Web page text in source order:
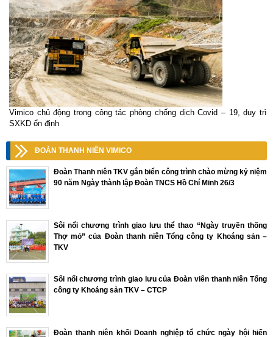
Vimico chủ động trong công tác phòng chống dịch Covid – 19, duy trì
SXKD ổn định
ĐOÀN THANH NIÊN VIMICO
Đoàn Thanh niên TKV gắn biển công trình chào mừng kỷ niệm
90 năm Ngày thành lập Đoàn TNCS Hồ Chí Minh 26/3
Sôi nổi chương trình giao lưu thể thao “Ngày truyền thống
Thợ mỏ” của Đoàn thanh niên Tổng công ty Khoáng sản –
TKV
Sôi nổi chương trình giao lưu của Đoàn viên thanh niên Tổng
công ty Khoáng sản TKV – CTCP
Đoàn thanh niên khối Doanh nghiệp tổ chức ngày hội hiến